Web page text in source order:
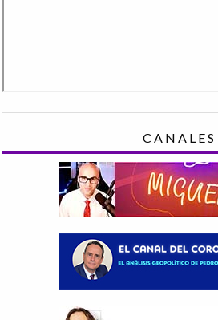
CANALES